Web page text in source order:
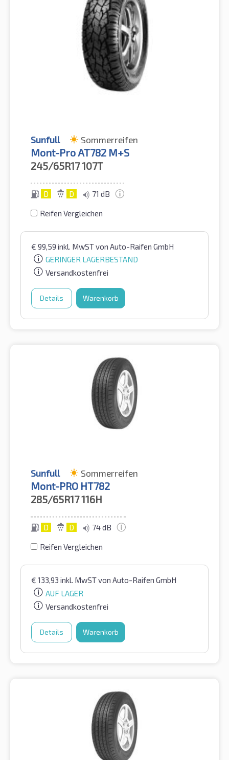
Sunfull Sommerreifen
Mont-Pro AT782 M+S
245/65R17107T
D D 71 dB
Reifen Vergleichen
€ 99,59 inkl. MwSTvon Auto-Raifen GmbH
GERINGER LAGERBESTAND
Versandkostenfrei
Details Warenkorb
Sunfull Sommerreifen
Mont-PRO HT782
285/65R17116H
D D 74 dB
Reifen Vergleichen
€ 133,93 inkl. MwSTvon Auto-Raifen GmbH
AUF LAGER
Versandkostenfrei
Details Warenkorb